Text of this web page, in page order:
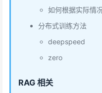
如何根据实际情
分布式训练方法
deepspeed
zero
RAG 相关